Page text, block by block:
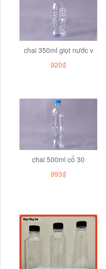
chai 350ml giọt nước v
920₫
chai 500ml cổ 30
993₫